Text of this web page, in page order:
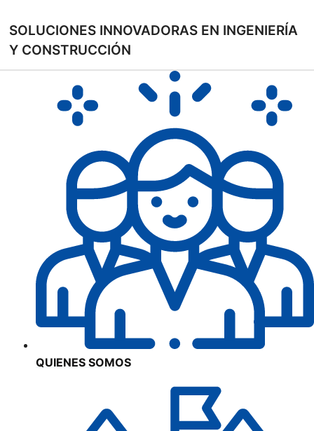
SOLUCIONES INNOVADORAS EN INGENIERÍA
Y CONSTRUCCIÓN
QUIENES SOMOS